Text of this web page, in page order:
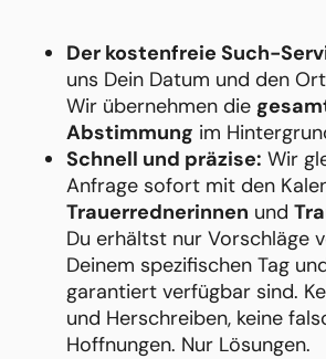
Der kostenfreie Such-
uns Dein Datum und den
Wir übernehmen die
Abstimmung im
Schnell und präzise: Wir
Anfrage sofort mit den
Trauerrednerinnen und
Du erhältst nur Vorschläge
Deinem spezifischen Tag
garantiert verfügbar sind.
und Herschreiben, keine
Hoffnungen. Nur Lösungen.